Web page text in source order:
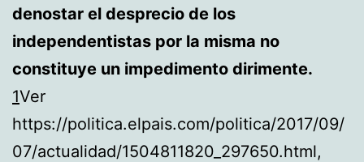
denostar el desprecio de los
independentistas por la misma no
constituye un impedimento dirimente.
1Ver
https://politica.elpais.com/politica/2017/09/
07/actualidad/1504811820_297650.html,